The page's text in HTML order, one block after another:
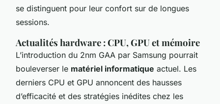
se distinguent pour leur confort sur de longues
sessions.
Actualités hardware : CPU, GPU et mémoire
L’introduction du 2nm GAA par Samsung pourrait
bouleverser le matériel informatique actuel. Les
derniers CPU et GPU annoncent des hausses
d’efficacité et des stratégies inédites chez les